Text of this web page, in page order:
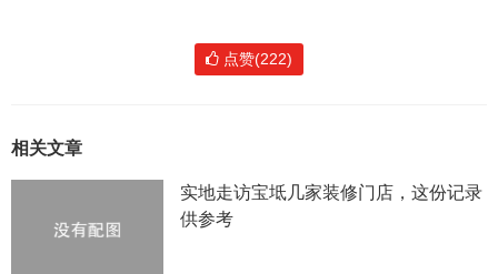
点赞(222)
相关文章
实地走访宝坻几家装修门店，这份记录
供参考